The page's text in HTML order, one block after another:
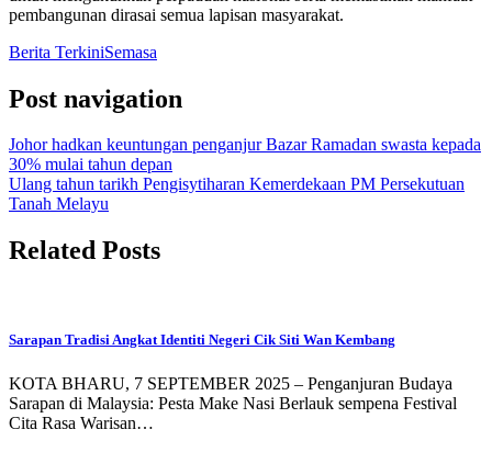
pembangunan dirasai semua lapisan masyarakat.
Berita TerkiniSemasa
Post navigation
Johor hadkan keuntungan penganjur Bazar Ramadan swasta kepada
30% mulai tahun depan
Ulang tahun tarikh Pengisytiharan Kemerdekaan PM Persekutuan
Tanah Melayu
Related Posts
Sarapan Tradisi Angkat Identiti Negeri Cik Siti Wan Kembang
KOTA BHARU, 7 SEPTEMBER 2025 – Penganjuran Budaya
Sarapan di Malaysia: Pesta Make Nasi Berlauk sempena Festival
Cita Rasa Warisan…